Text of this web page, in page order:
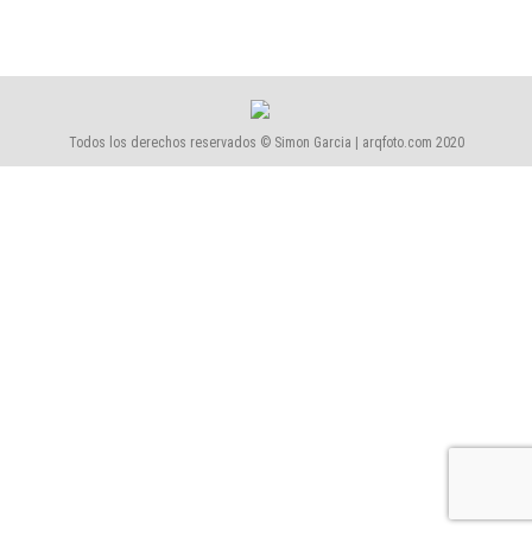
Todos los derechos reservados © Simon Garcia | arqfoto.com 2020